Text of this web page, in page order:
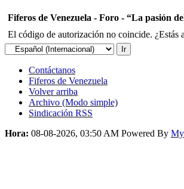
Fiferos de Venezuela - Foro - “La pasión
El código de autorización no coincide. ¿Estás
Contáctanos
Fiferos de Venezuela
Volver arriba
Archivo (Modo simple)
Sindicación RSS
Hora: 08-08-2026, 03:50 AM Powered By